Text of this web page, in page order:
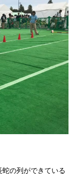
の列ができている